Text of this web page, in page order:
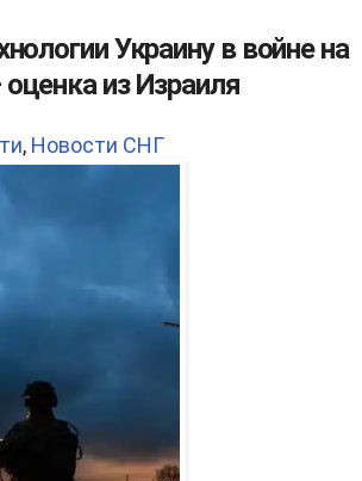
Украину в войне на
из Израиля
, Новости СНГ